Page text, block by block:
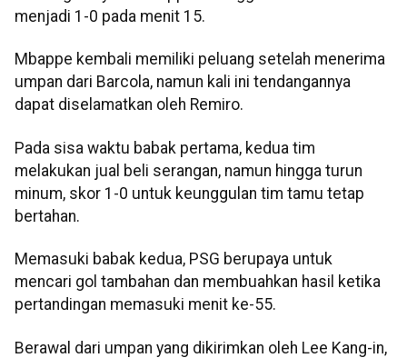
menjadi 1-0 pada menit 15.
Mbappe kembali memiliki peluang setelah menerima
umpan dari Barcola, namun kali ini tendangannya
dapat diselamatkan oleh Remiro.
Pada sisa waktu babak pertama, kedua tim
melakukan jual beli serangan, namun hingga turun
minum, skor 1-0 untuk keunggulan tim tamu tetap
bertahan.
Memasuki babak kedua, PSG berupaya untuk
mencari gol tambahan dan membuahkan hasil ketika
pertandingan memasuki menit ke-55.
Berawal dari umpan yang dikirimkan oleh Lee Kang-in,